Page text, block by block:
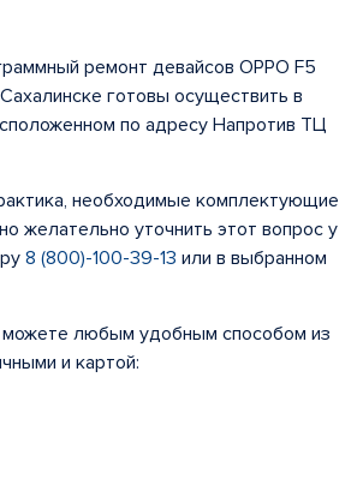
ремонт девайсов OPPO F5
готовы осуществить в
по адресу Напротив ТЦ
необходимые комплектующие
желательно уточнить этот вопрос у
8 (800)-100-39-13 или в выбранном
можете любым удобным способом из
и картой: